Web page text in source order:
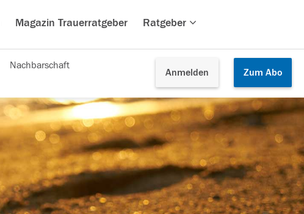
Magazin Trauerratgeber Ratgeber
Anmelden Zum Abo
Nachbarschaft